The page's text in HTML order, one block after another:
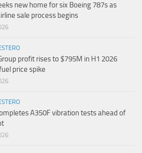
new home for six Boeing 787s as
sale process begins
profit rises to $795M in H1 2026
price spike
A350F vibration tests ahead of